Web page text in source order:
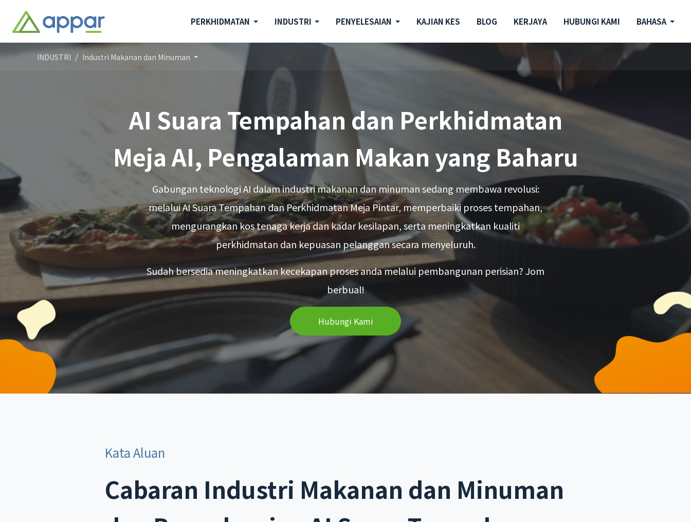
PERKHIDMATAN INDUSTRI PENYELESAIAN KAJIAN KES BLOG KERJAYA HUBUNGI KAMI BAHASA
INDUSTRI Industri Makanan dan Minuman
AI Suara Tempahan dan Perkhidmatan
Meja AI, Pengalaman Makan yang Baharu
Gabungan teknologi AI dalam industri makanan dan minuman sedang membawa revolusi:
melalui AI Suara Tempahan dan Perkhidmatan Meja Pintar, memperbaiki proses tempahan,
mengurangkan kos tenaga kerja dan kadar kesilapan, serta meningkatkan kualiti
perkhidmatan dan kepuasan pelanggan secara menyeluruh.
Sudah bersedia meningkatkan kecekapan proses anda melalui pembangunan perisian? Jom
berbual!
Hubungi Kami
Kata Aluan
Cabaran Industri Makanan dan Minuman